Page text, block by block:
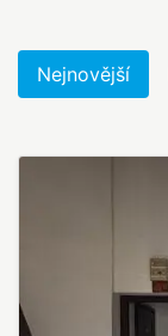
Nejnovější